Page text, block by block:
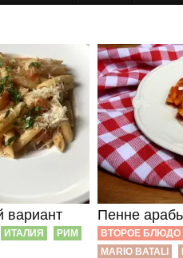
вариант
ИТАЛИЯ РИМ
Пенне
ВТОРОЕ БЛЮДО
MARIO BATALI